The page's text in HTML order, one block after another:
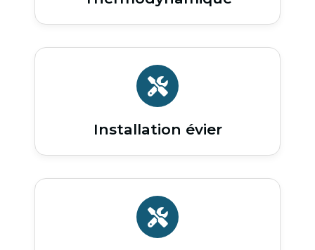
Installation évier